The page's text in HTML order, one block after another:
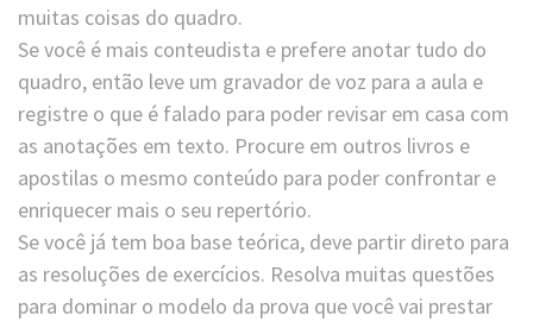
muitas coisas do quadro.
Se você é mais conteudista e prefere anotar tudo do
quadro, então leve um gravador de voz para a aula e
registre o que é falado para poder revisar em casa com
as anotações em texto. Procure em outros livros e
apostilas o mesmo conteúdo para poder confrontar e
enriquecer mais o seu repertório.
Se você já tem boa base teórica, deve partir direto para
as resoluções de exercícios. Resolva muitas questões
para dominar o modelo da prova que você vai prestar